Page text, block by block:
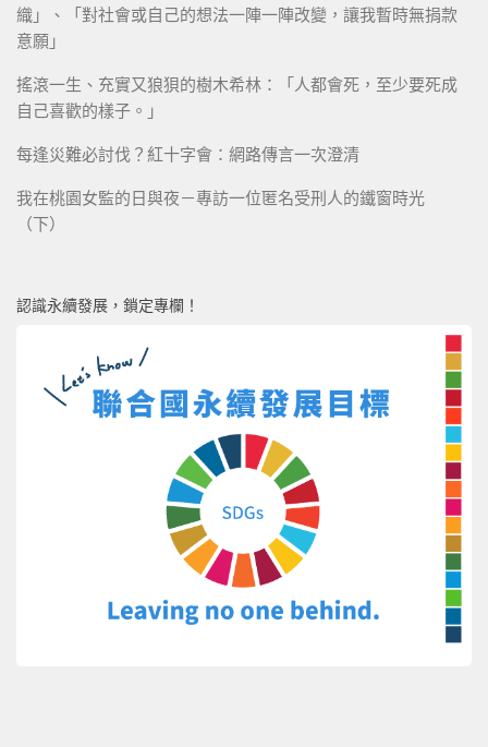
織」、「對社會或自己的想法一陣一陣改變，讓我暫時無捐款
意願」
搖滾一生、充實又狼狽的樹木希林：「人都會死，至少要死成
自己喜歡的樣子。」
每逢災難必討伐？紅十字會：網路傳言一次澄清
我在桃園女監的日與夜－專訪一位匿名受刑人的鐵窗時光
（下）
認識永續發展，鎖定專欄！